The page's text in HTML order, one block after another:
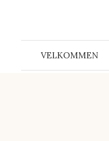
VELKOMMEN